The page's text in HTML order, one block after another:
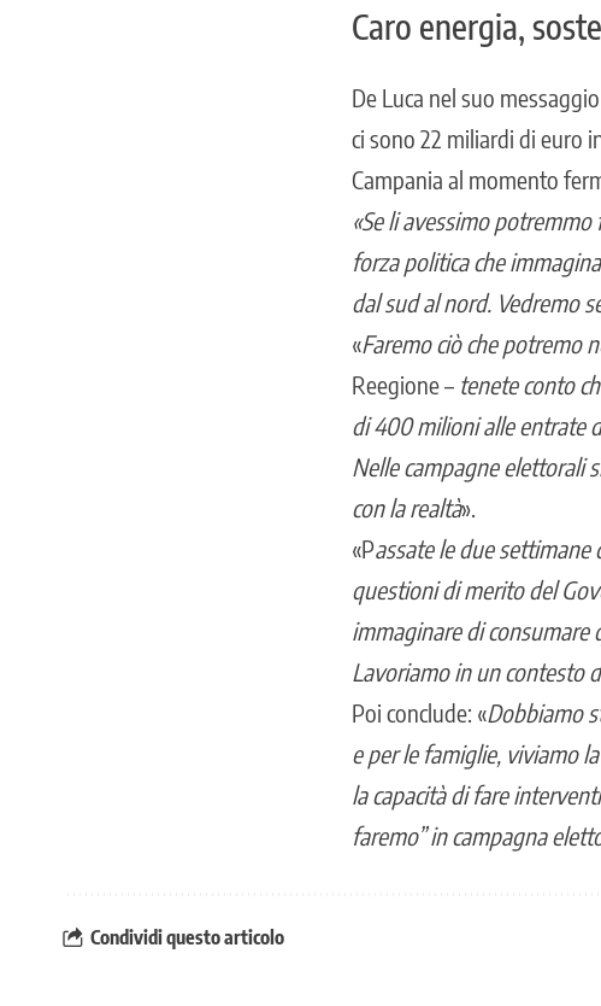
Caro energia,
De Luca nel suo
ci sono 22 miliardi di euro
Campania al momento
«Se li avessimo potremmo
forza politica che
dal sud al nord. Vedremo
«Faremo ciò che potremo
Reegione – tenete conto
di 400 milioni alle entrate
Nelle campagne elettorali
con la realtà».
«Passate le due settimane
questioni di merito del
immaginare di consumare
Lavoriamo in un contesto
Poi conclude: «Dobbiamo
e per le famiglie, viviamo
la capacità di fare
faremo” in campagna
Condividi questo articolo